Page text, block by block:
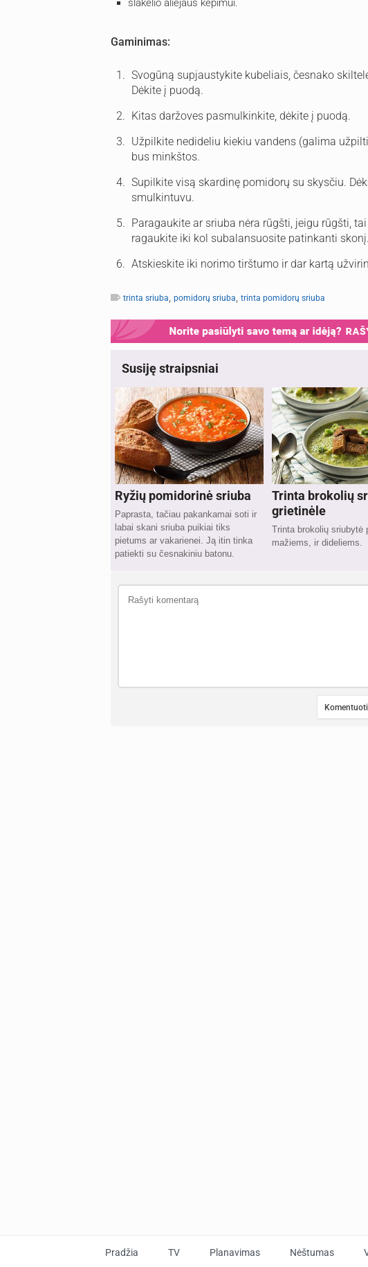
šlakelio aliejaus kepimui.
Gaminimas:
Svogūną supjaustykite kubeliais, česnako
Dėkite į puodą.
Kitas daržoves pasmulkinkite, dėkite į puodą.
Užpilkite nedideliu kiekiu vandens (galima
bus minkštos.
Supilkite visą skardinę pomidorų su skysčiu.
smulkintuvu.
Paragaukite ar sriuba nėra rūgšti, jeigu rūgšti,
ragaukite iki kol subalansuosite patinkanti skonį.
Atskieskite iki norimo tirštumo ir dar kartą
trinta sriuba pomidorų sriuba trinta pomidorų sriuba
Susiję straipsniai
Ryžių pomidorinė sriuba
Paprasta, tačiau pakankamai soti ir
labai skani sriuba puikiai tiks
pietums ar vakarienei. Ją itin tinka
patiekti su česnakiniu batonu.
Trinta brokolių
grietinėle
Trinta brokolių sriubytė
mažiems, ir dideliems.
Pradžia TV Planavimas Nėštumas